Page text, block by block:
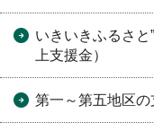
いきいきふるさと
上支援金）
第一～第五地区